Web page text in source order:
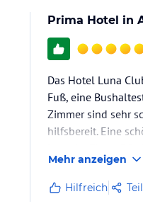
Prima Hotel in
Das Hotel Luna
Fuß, eine
Zimmer sind sehr
hilfsbereit. Eine
Mehr anzeigen
Hilfreich